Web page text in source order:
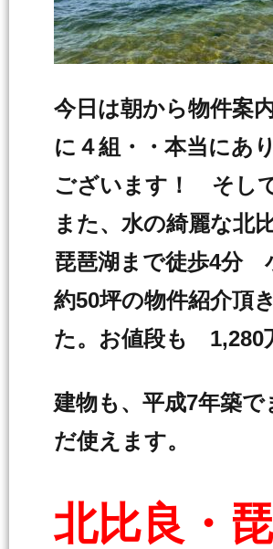
今日は朝から物件案
に４組・・本当にあ
ございます！ そし
また、水の綺麗な北
琵琶湖まで徒歩4分
約50坪の物件紹介頂
た。お値段も 1,280
建物も、平成7年築で
だ使えます。
北比良・